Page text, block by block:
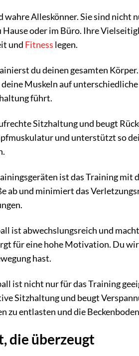
wahre Alleskönner. Sie sind nicht
oder im Büro. Ihre
und Fitness legen.
du deinen gesamten Körper.
Muskeln auf
führt.
Sitzhaltung und beugt
und unterstützt so
ist das Training mit
ab und minimiert das
ist abwechslungsreich und
für eine hohe Motivation. Du
hast.
ist nicht nur für das Training
Sitzhaltung und beugt
zu entlasten und die
die überzeugt